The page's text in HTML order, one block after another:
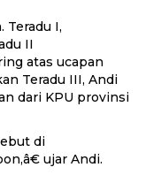
Teradu I,
II
atas ucapan
Teradu III, Andi
dari KPU provinsi
di
ujar Andi.